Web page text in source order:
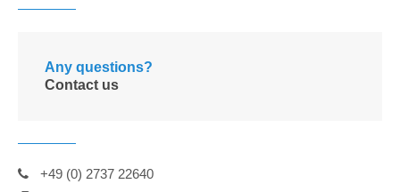
Any questions?
Contact us
+49 (0) 2737 22640